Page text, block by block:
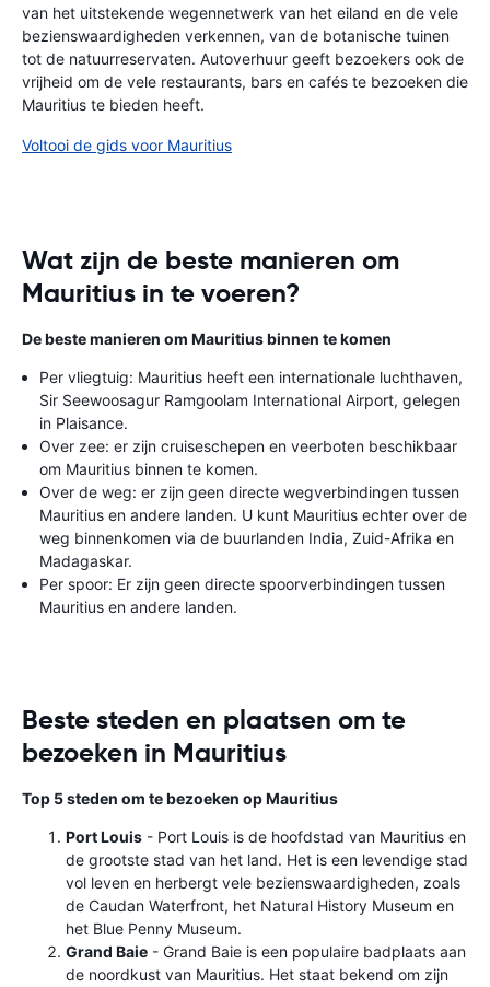
van het uitstekende wegennetwerk van het eiland en de vele
bezienswaardigheden verkennen, van de botanische tuinen
tot de natuurreservaten. Autoverhuur geeft bezoekers ook de
vrijheid om de vele restaurants, bars en cafés te bezoeken die
Mauritius te bieden heeft.
Voltooi de gids voor Mauritius
Wat zijn de beste manieren om
Mauritius in te voeren?
De beste manieren om Mauritius binnen te komen
Per vliegtuig: Mauritius heeft een internationale luchthaven,
Sir Seewoosagur Ramgoolam International Airport, gelegen
in Plaisance.
Over zee: er zijn cruiseschepen en veerboten beschikbaar
om Mauritius binnen te komen.
Over de weg: er zijn geen directe wegverbindingen tussen
Mauritius en andere landen. U kunt Mauritius echter over de
weg binnenkomen via de buurlanden India, Zuid-Afrika en
Madagaskar.
Per spoor: Er zijn geen directe spoorverbindingen tussen
Mauritius en andere landen.
Beste steden en plaatsen om te
bezoeken in Mauritius
Top 5 steden om te bezoeken op Mauritius
Port Louis - Port Louis is de hoofdstad van Mauritius en
de grootste stad van het land. Het is een levendige stad
vol leven en herbergt vele bezienswaardigheden, zoals
de Caudan Waterfront, het Natural History Museum en
het Blue Penny Museum.
Grand Baie - Grand Baie is een populaire badplaats aan
de noordkust van Mauritius. Het staat bekend om zijn